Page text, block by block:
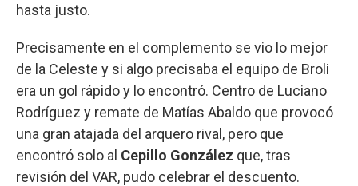
hasta justo.
Precisamente en el complemento se vio lo mejor
de la Celeste y si algo precisaba el equipo de Broli
era un gol rápido y lo encontró. Centro de Luciano
Rodríguez y remate de Matías Abaldo que provocó
una gran atajada del arquero rival, pero que
encontró solo al Cepillo González que, tras
revisión del VAR, pudo celebrar el descuento.